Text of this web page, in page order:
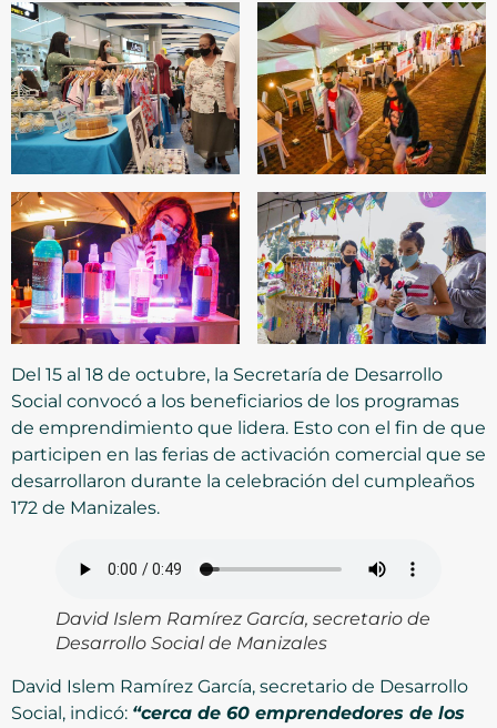
Del 15 al 18 de octubre, la Secretaría de Desarrollo
Social convocó a los beneficiarios de los programas
de emprendimiento que lidera. Esto con el fin de que
participen en las ferias de activación comercial que se
desarrollaron durante la celebración del cumpleaños
172 de Manizales.
David Islem Ramírez García, secretario de
Desarrollo Social de Manizales
David Islem Ramírez García, secretario de Desarrollo
Social, indicó: “cerca de 60 emprendedores de los